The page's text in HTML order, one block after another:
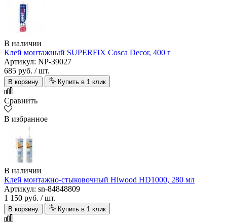
В наличии
Клей монтажный SUPERFIX Cosca Decor, 400 г
Артикул: NP-39027
685 руб. / шт.
В корзину Купить в 1 клик
Сравнить
В избранное
В наличии
Клей монтажно-стыковочный Hiwood HD1000, 280 мл
Артикул: sn-84848809
1 150 руб. / шт.
В корзину Купить в 1 клик